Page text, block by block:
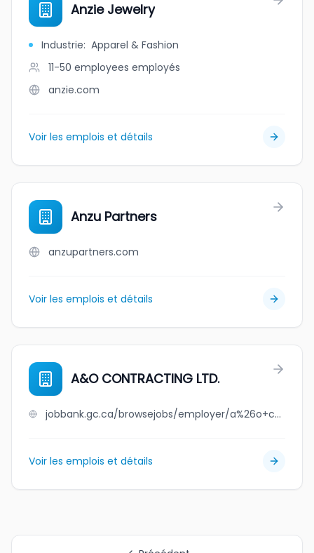
Anzie Jewelry
Industrie: Apparel & Fashion
11-50 employees employés
anzie.com
Voir les emplois et détails
Anzu Partners
anzupartners.com
Voir les emplois et détails
A&O CONTRACTING LTD.
jobbank.gc.ca/browsejobs/employer/a%26o+contracting+ltd./ca
Voir les emplois et détails